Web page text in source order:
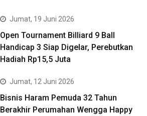
Jumat, 19 Juni 2026
Open Tournament Billiard 9 Ball
Handicap 3 Siap Digelar, Perebutkan
Hadiah Rp15,5 Juta
Jumat, 12 Juni 2026
Bisnis Haram Pemuda 32 Tahun
Berakhir Perumahan Wengga Happy